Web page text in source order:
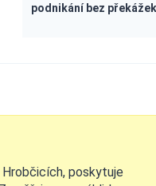
podnikání bez
poskytuje